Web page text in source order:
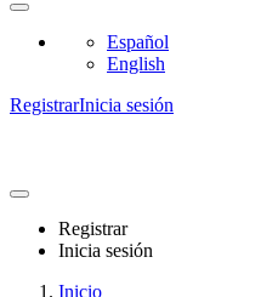
Español
English
RegistrarInicia sesión
Registrar
Inicia sesión
Inicio